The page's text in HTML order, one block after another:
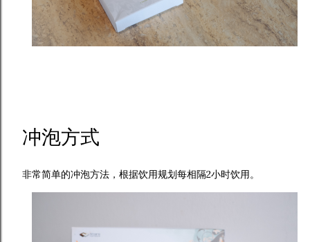
冲泡方式
非常简单的冲泡方法，根据饮用规划每相隔2小时饮用。